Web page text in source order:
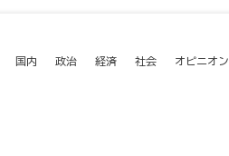
国内 政治 経済 社会 オピニオン